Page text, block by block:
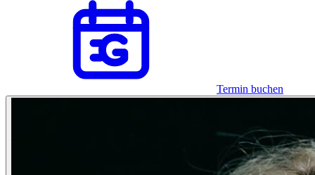
Termin buchen